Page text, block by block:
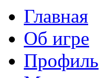
Главная
Об игре
Профиль